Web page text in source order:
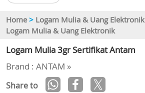
Home > Logam Mulia & Uang Elektronik
Logam Mulia & Uang Elektronik
Logam Mulia 3gr Sertifikat Antam
Brand : ANTAM »
Share to